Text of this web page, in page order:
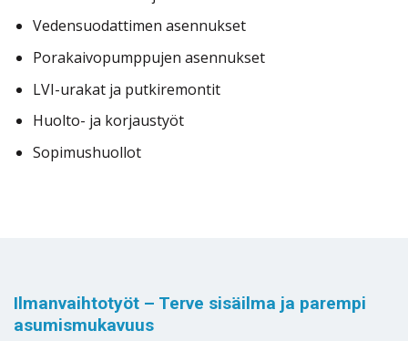
Vedensuodattimen asennukset
Porakaivopumppujen asennukset
LVI-urakat ja putkiremontit
Huolto- ja korjaustyöt
Sopimushuollot
Ilmanvaihtotyöt – Terve sisäilma ja parempi
asumismukavuus